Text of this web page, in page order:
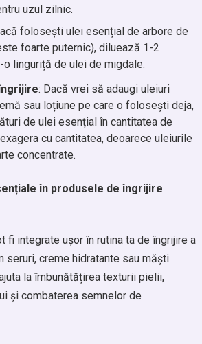
uzul zilnic.
folosești ulei esențial de arbore de
foarte puternic), diluează 1-2
linguriță de ulei de migdale.
: Dacă vrei să adaugi uleiuri
sau loțiune pe care o folosești deja,
de ulei esențial în cantitatea de
cu cantitatea, deoarece uleiurile
concentrate.
în produsele de îngrijire
fi integrate ușor în rutina ta de îngrijire a
seruri, creme hidratante sau măști
la îmbunătățirea texturii pielii,
și combaterea semnelor de